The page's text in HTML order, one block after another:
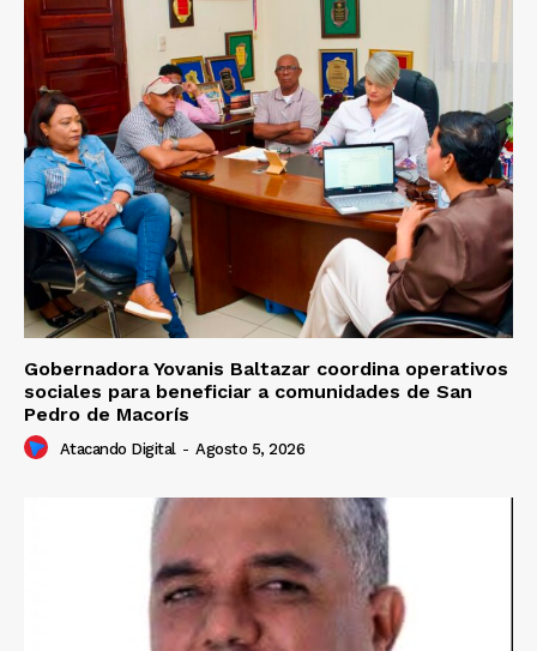
Gobernadora Yovanis Baltazar coordina operativos
sociales para beneficiar a comunidades de San
Pedro de Macorís
Atacando Digital - Agosto 5, 2026